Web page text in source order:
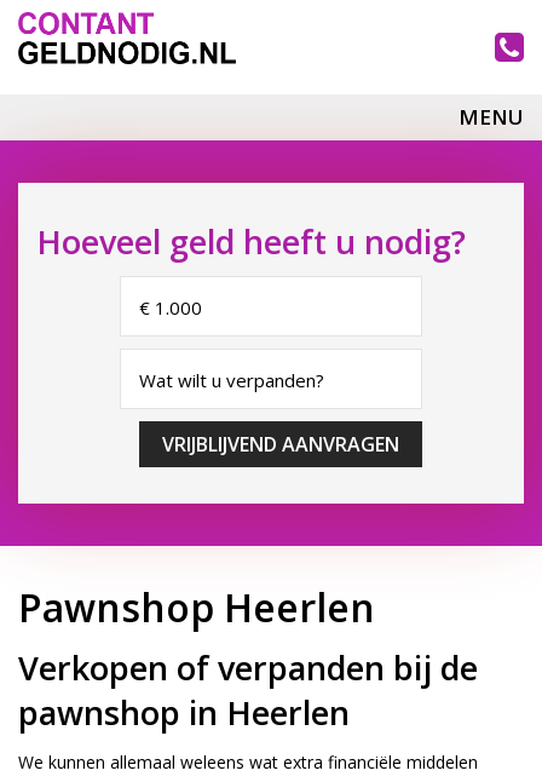
MENU
Hoeveel geld heeft u nodig?
VRIJBLIJVEND AANVRAGEN
Pawnshop Heerlen
Verkopen of verpanden bij de
pawnshop in Heerlen
We kunnen allemaal weleens wat extra financiële middelen